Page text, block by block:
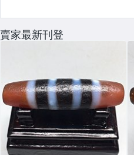
賣家最新刊登